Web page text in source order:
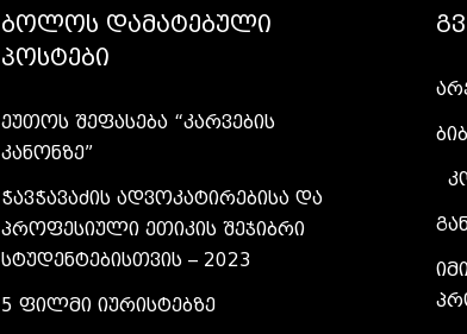
ᲑᲝᲚᲝᲡ ᲓᲐᲛᲐᲢᲔᲑᲣᲚᲘ
ᲞᲝᲡᲢᲔᲑᲘ
ეუთოს შეფასება “კარვების
კანონზე”
ჭავჭავაძის ადვოკატირებისა და
პროფესიული ეთიკის შეჯიბრი
სტუდენტებისთვის – 2023
5 ფილმი იურისტებზე